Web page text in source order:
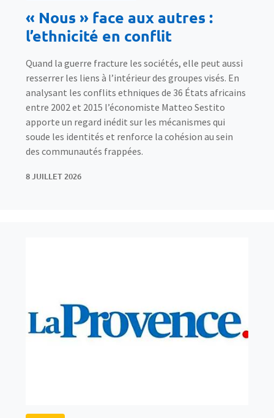
« Nous » face aux autres :
l’ethnicité en conflit
Quand la guerre fracture les sociétés, elle peut aussi
resserrer les liens à l’intérieur des groupes visés. En
analysant les conflits ethniques de 36 États africains
entre 2002 et 2015 l’économiste Matteo Sestito
apporte un regard inédit sur les mécanismes qui
soude les identités et renforce la cohésion au sein
des communautés frappées.
8 JUILLET 2026